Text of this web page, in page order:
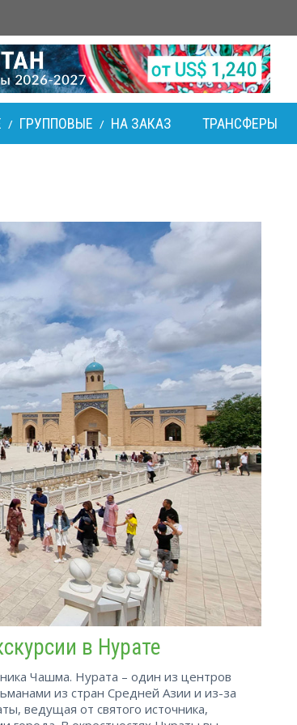
/ ГРУППОВЫЕ / НА ЗАКАЗ ТРАНСФЕРЫ
в Нурате
Чашма. Нурата – один из центров
из стран Средней Азии и из-за
ведущая от святого источника,